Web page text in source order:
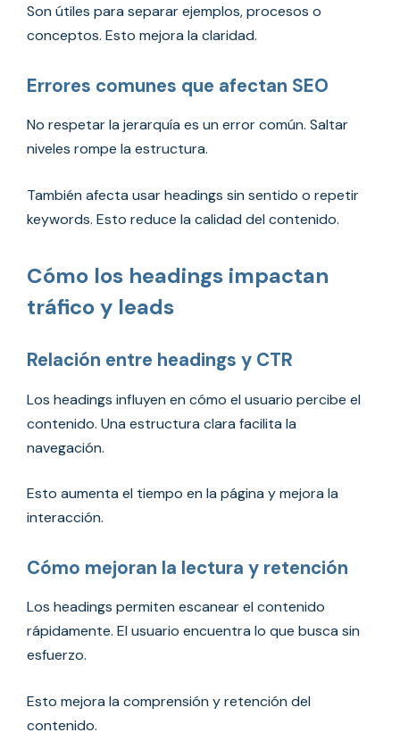
Son útiles para separar ejemplos, procesos o
conceptos. Esto mejora la claridad.
Errores comunes que afectan SEO
No respetar la jerarquía es un error común. Saltar
niveles rompe la estructura.
También afecta usar headings sin sentido o repetir
keywords. Esto reduce la calidad del contenido.
Cómo los headings impactan
tráfico y leads
Relación entre headings y CTR
Los headings influyen en cómo el usuario percibe el
contenido. Una estructura clara facilita la
navegación.
Esto aumenta el tiempo en la página y mejora la
interacción.
Cómo mejoran la lectura y retención
Los headings permiten escanear el contenido
rápidamente. El usuario encuentra lo que busca sin
esfuerzo.
Esto mejora la comprensión y retención del
contenido.